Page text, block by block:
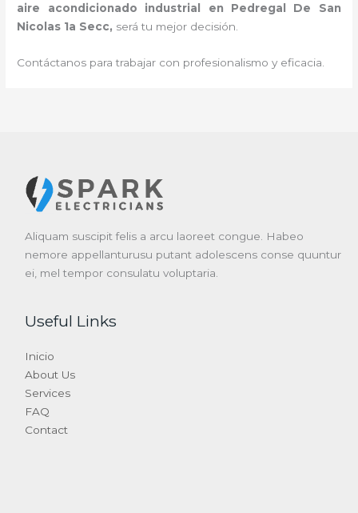
aire acondicionado industrial en Pedregal De San
Nicolas 1a Secc, será tu mejor decisión.
Contáctanos para trabajar con profesionalismo y eficacia.
Aliquam suscipit felis a arcu laoreet congue. Habeo
nemore appellanturusu putant adolescens conse quuntur
ei, mel tempor consulatu voluptaria.
Useful Links
Inicio
About Us
Services
FAQ
Contact